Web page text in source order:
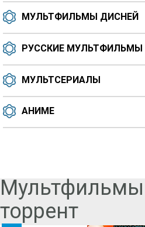
МУЛЬТФИЛЬМЫ ДИСНЕЙ
РУССКИЕ МУЛЬТФИЛЬМЫ
МУЛЬТСЕРИАЛЫ
АНИМЕ
Мультфильмы
торрент